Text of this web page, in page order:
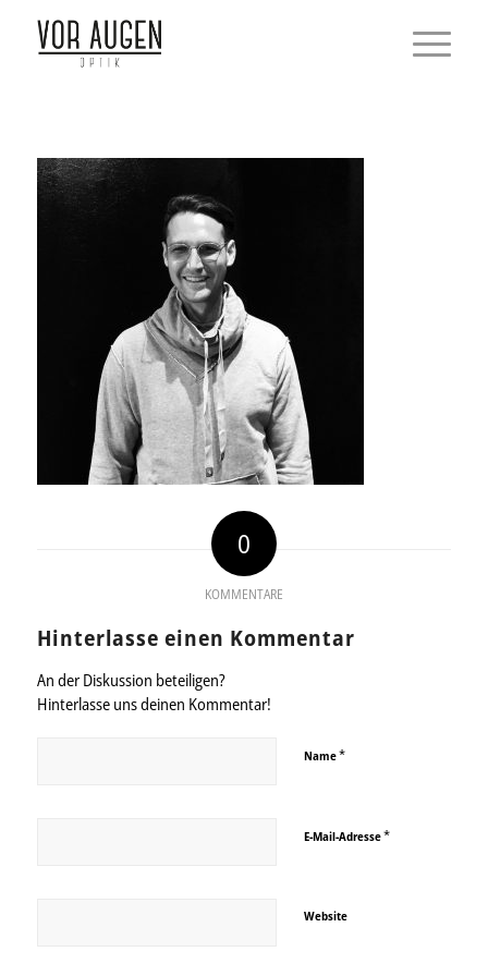
0
KOMMENTARE
Hinterlasse einen Kommentar
An der Diskussion beteiligen?
Hinterlasse uns deinen Kommentar!
Name*
E-Mail-Adresse*
Website